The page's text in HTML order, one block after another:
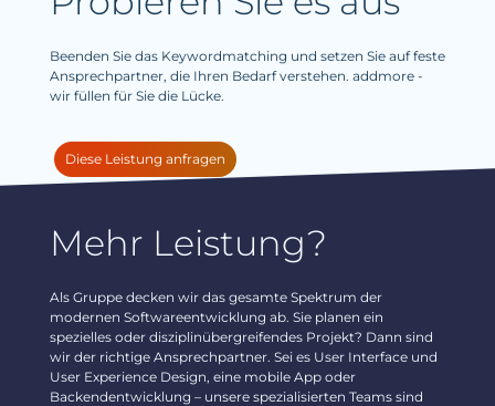
Beenden Sie das Keywordmatching und setzen Sie auf feste
Ansprechpartner, die Ihren Bedarf verstehen. addmore -
wir füllen für Sie die Lücke.
Diese Leistung anfragen
Mehr Leistung?
Als Gruppe decken wir das gesamte Spektrum der
modernen Softwareentwicklung ab. Sie planen ein
spezielles oder disziplinübergreifendes Projekt? Dann sind
wir der richtige Ansprechpartner. Sei es User Interface und
User Experience Design, eine mobile App oder
Backendentwicklung – unsere spezialisierten Teams sind